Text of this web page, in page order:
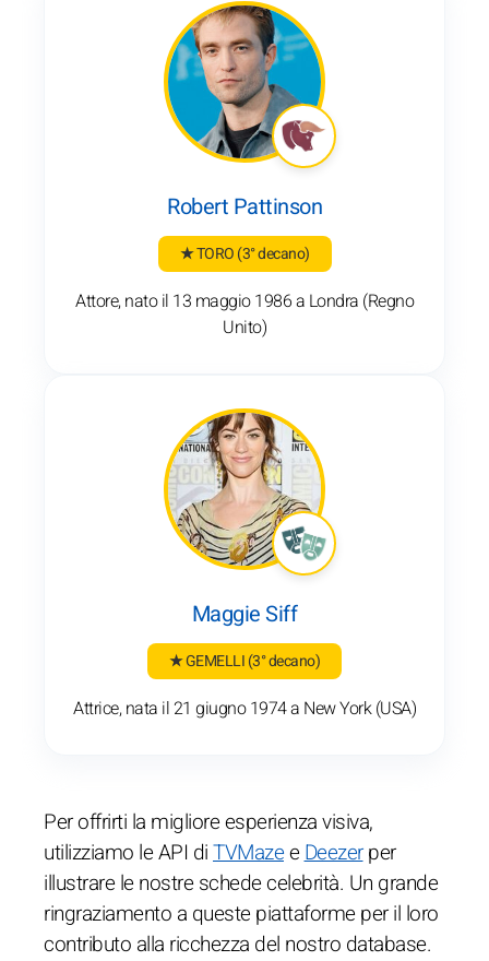
Robert Pattinson
★ TORO(3° decano)
Attore, nato il 13 maggio 1986 a Londra (Regno
Unito)
Maggie Siff
★ GEMELLI(3° decano)
Attrice, nata il 21 giugno 1974 a New York (USA)
Per offrirti la migliore esperienza visiva,
utilizziamo le API diTVMazeeDeezerper
illustrare le nostre schede celebrità. Un grande
ringraziamento a queste piattaforme per il loro
contributo alla ricchezza del nostro database.